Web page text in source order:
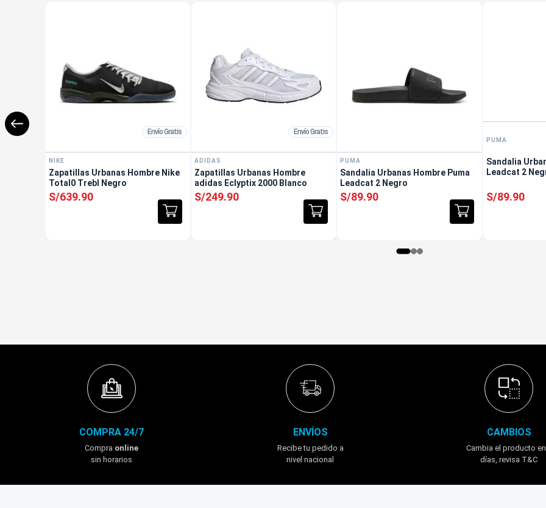
Envío Gratis
NIKE
Zapatillas Urbanas Hombre Nike
Total0 Trebl Negro
S/639.90
Envío Gratis
ADIDAS
Zapatillas Urbanas Hombre
adidas Eclyptix 2000 Blanco
S/249.90
PUMA
Sandalia Urbanas Hombre Puma
Leadcat 2 Negro
S/89.90
PUMA
Sandalia
Leadcat 2
S/89.90
COMPRA 24/7
Compra online
sin horarios
ENVÍOS
Recibe tu pedido a
nivel nacional
CAMBIOS
Cambia el producto
días, revisa T&C